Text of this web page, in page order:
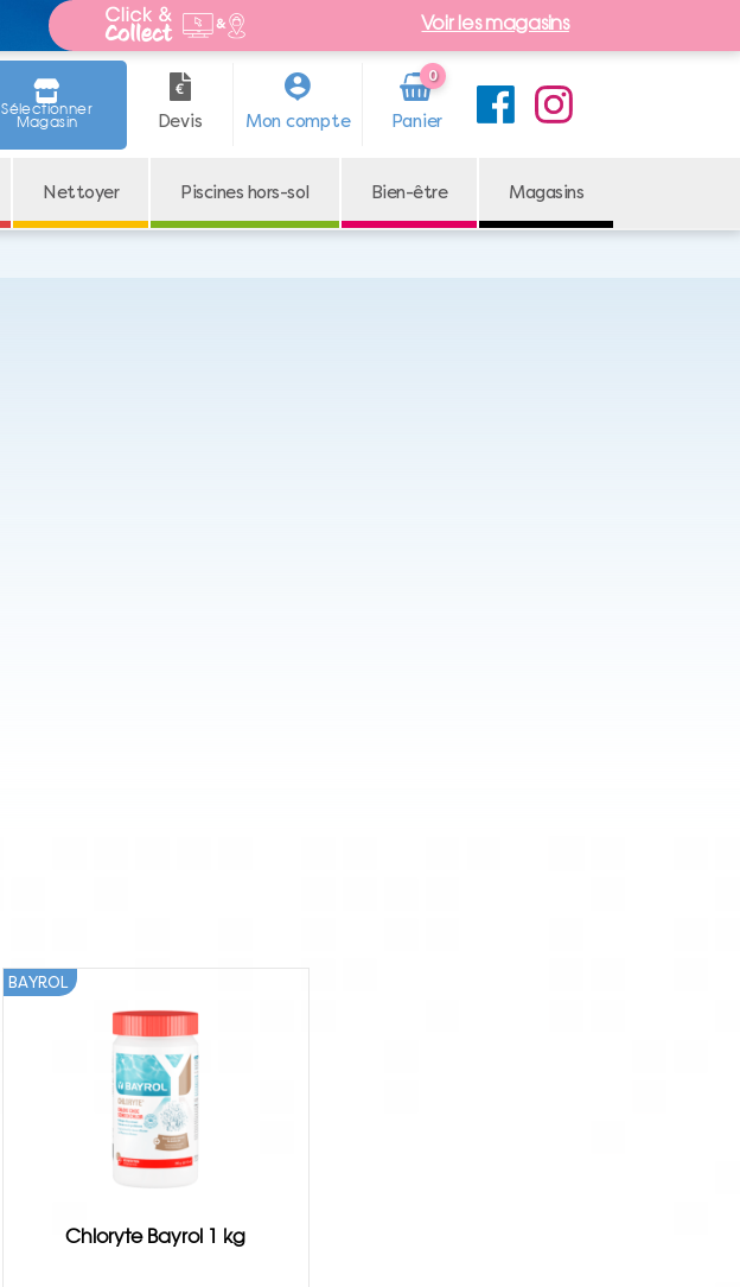
Voir les magasins
Sélectionner
Magasin Devis Mon compte
0
Arti
cle
Nettoyer Piscines hors-sol Bien-être Magasins
Chloryte Bayrol 1 kg
BAYROL